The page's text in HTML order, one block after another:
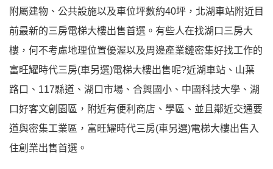
附屬建物、公共設施以及車位坪數約40坪，北湖車站附近目
前最新的三房電梯大樓出售首選。有些人在找湖口三房大
樓，何不考慮地理位置優渥以及周邊產業鏈密集好找工作的
富旺耀時代三房(車另選)電梯大樓出售呢?近湖車站、山葉
路口、117縣道、湖口市場、合興國小、中國科技大學、湖
口好客文創園區，附近有便利商店、學區、並且鄰近交通要
道與密集工業區，富旺耀時代三房(車另選)電梯大樓出售入
住創業出售首選。